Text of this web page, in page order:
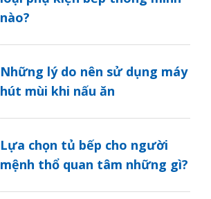
nào?
Những lý do nên sử dụng máy
hút mùi khi nấu ăn
Lựa chọn tủ bếp cho người
mệnh thổ quan tâm những gì?